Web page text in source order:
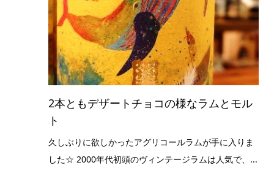
2本ともデザートチョコの様なラムとモル
ト
久しぶりに欲しかったアグリコールラムが手に入りま
した☆ 2000年代初頭のヴィンテージラムは人気で、...